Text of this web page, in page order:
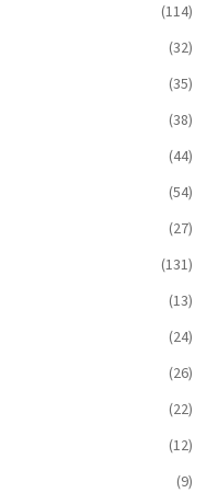
(114)
(32)
(35)
(38)
(44)
(54)
(27)
(131)
(13)
(24)
(26)
(22)
(12)
(9)